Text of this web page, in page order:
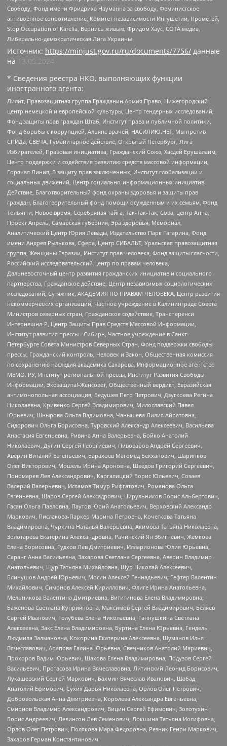
Свободу, Фонд имени Фридриха Науманна за свободу, Феминистское
антивоенное сопротивление, Комитет независимости Ингушетии, Прометей,
Stop Occupation of Karelia, Вернись живым, Фридом Хаус, СОТА медиа,
Либерально-демократическая Лига Украины
Источник: https://minjust.gov.ru/ru/documents/7756/ данные
на
13.05.2024
* Сведения реестра НКО, выполняющих функции
иностранного агента:
Лилит, Правозащитная группа Гражданин.Армия.Право, Нижегородский
центр немецкой и европейской культуры, Центр гендерных исследований,
Фонд защиты прав граждан Штаб, Институт права и публичной политики,
Фонд борьбы с коррупцией, Альянс врачей, НАСИЛИЮ.НЕТ, Мы против
СПИДа, СВЕЧА, Гуманитарное действие, Открытый Петербург, Лига
Избирателей, Правовая инициатива, Гражданский Союз, Хасдей Ерушалаим,
Центр поддержки и содействия развитию средств массовой информации,
Горячая Линия, В защиту прав заключенных, Институт глобализации и
социальных движений, Центр социально-информационных инициатив
Действие, Благотворительный фонд охраны здоровья и защиты прав
граждан, Благотворительный фонд помощи осужденным и их семьям, Фонд
Тольятти, Новое время, Серебряная тайга, Так-Так-Так, Сова, центр Анна,
Проект Апрель, Самарская губерния, Эра здоровья, Мемориал,
Аналитический Центр Юрия Левады, Издательство Парк Гагарина, Фонд
имени Андрея Рылькова, Сфера, Центр СИБАЛЬТ, Уральская правозащитная
группа, Женщины Евразии, Институт прав человека, Фонд защиты гласности,
Российский исследовательский центр по правам человека,
Дальневосточный центр развития гражданских инициатив и социального
партнерства, Гражданское действие, Центр независимых социологических
исследований, Сутяжник, АКАДЕМИЯ ПО ПРАВАМ ЧЕЛОВЕКА, Центр развития
некоммерческих организаций, Частное учреждение в Калининграде Совета
Министров северных стран, Гражданское содействие, Трансперенси
Интернешнл-Р, Центр Защиты Прав Средств Массовой Информации,
Институт развития прессы - Сибирь, Частное учреждение в Санкт-
Петербурге Совета Министров Северных Стран, Фонд поддержки свободы
прессы, Гражданский контроль, Человек и Закон, Общественная комиссия
по сохранению наследия академика Сахарова, Информационное агентство
МЕМО. РУ, Институт региональной прессы, Институт Развития Свободы
Информации, Экозащита!-Женсовет, Общественный вердикт, Евразийская
антимонопольная ассоциация, Бедушев Петр Петрович, Дзугкоева Регина
Николаевна, Кривенко Сергей Владимирович, Милославский Павел
Юрьевич, Шнырова Ольга Вадимовна, Чанышева Лилия Айратовна,
Сидорович Ольга Борисовна, Туровский Александр Алексеевич, Васильева
Анастасия Евгеньевна, Ривина Анна Валерьевна, Бойко Анатолий
Николаевич, Дугин Сергей Георгиевич, Пивоваров Андрей Сергеевич,
Аверин Виталий Евгеньевич, Барахоев Магомед Бекханович, Шарипков
Олег Викторович, Мошель Ирина Ароновна, Шведов Григорий Сергеевич,
Пономарев Лев Александрович, Каргалицкий Борис Юльевич, Созаев
Валерий Валерьевич, Исламов Тимур Рифгатович, Романова Ольга
Евгеньевна, Щаров Сергей Алексадрович, Цирульников Борис Альбертович,
Гасан Ольга Павловна, Паутов Юрий Анатольевич, Верховский Александр
Маркович, Пислакова-Паркер Марина Петровна, Кочеткова Татьяна
Владимировна, Чуркина Наталья Валерьевна, Акимова Татьяна Николаевна,
Золотарева Екатерина Александровна, Рачинский Ян Збигневич, Жемкова
Елена Борисовна, Гудков Лев Дмитриевич, Илларионова Юлия Юрьевна,
Саранг Анна Васильевна, Захарова Светлана Сергеевна, Аверин Владимир
Анатольевич, Щур Татьяна Михайловна, Щур Николай Алексеевич,
Блинушов Андрей Юрьевич, Мосин Алексей Геннадьевич, Гефтер Валентин
Михайлович, Симонов Алексей Кириллович, Флиге Ирина Анатольевна,
Мельникова Валентина Дмитриевна, Вититинова Елена Владимировна,
Баженова Светлана Куприяновна, Максимов Сергей Владимирович, Беляев
Сергей Иванович, Голубева Елена Николаевна, Ганнушкина Светлана
Алексеевна, Закс Елена Владимировна, Буртина Елена Юрьевна, Гендель
Людмила Залмановна, Кокорина Екатерина Алексеевна, Шуманов Илья
Вячеславович, Арапова Галина Юрьевна, Свечников Анатолий Мариевич,
Прохоров Вадим Юрьевич, Шахова Елена Владимировна, Подузов Сергей
Васильевич, Протасова Ирина Вячеславовна, Литинский Леонид Борисович,
Лукашевский Сергей Маркович, Бахмин Вячеслав Иванович, Шабад
Анатолий Ефимович, Сухих Дарья Николаевна, Орлов Олег Петрович,
Добровольская Анна Дмитриевна, Королева Александра Евгеньевна,
Смирнов Владимир Александрович, Вицин Сергей Ефимович, Золотухин
Борис Андреевич, Левинсон Лев Семенович, Локшина Татьяна Иосифовна,
Орлов Олег Петрович, Полякова Мара Федоровна, Резник Генри Маркович,
Захаров Герман Константинович